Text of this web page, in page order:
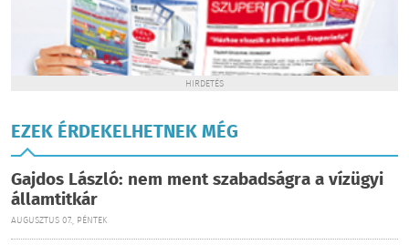
HIRDETÉS
EZEK ÉRDEKELHETNEK MÉG
Gajdos László: nem ment szabadságra a vízügyi
államtitkár
AUGUSZTUS 07., PÉNTEK